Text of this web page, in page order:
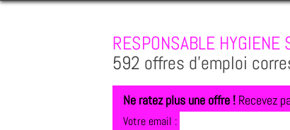
RESPONSABLE HYGIENE
592 offres d'emploi
Ne ratez plus une offre ! Recevez
Votre email :